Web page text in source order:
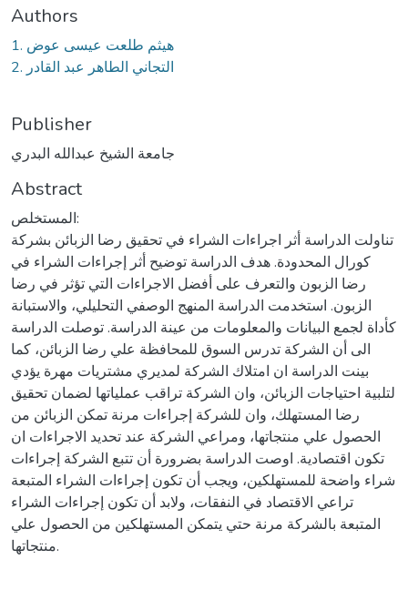
Authors
1. هيثم طلعت عيسى عوض
2. التجاني الطاهر عبد القادر
Publisher
جامعة الشيخ عبدالله البدري
Abstract
المستخلص:
تناولت الدراسة أثر اجراءات الشراء في تحقيق رضا الزبائن بشركة
كورال المحدودة. هدف الدراسة توضيح أثر إجراءات الشراء في
رضا الزبون والتعرف على أفضل الاجراءات التي تؤثر في رضا
الزبون. استخدمت الدراسة المنهج الوصفي التحليلي، والاستبانة
كأداة لجمع البيانات والمعلومات من عينة الدراسة. توصلت الدراسة
الى أن الشركة تدرس السوق للمحافظة علي رضا الزبائن، كما
بينت الدراسة ان امتلاك الشركة لمديري مشتريات مهرة يؤدي
لتلبية احتياجات الزبائن، وان الشركة تراقب عملياتها لضمان تحقيق
رضا المستهلك، وان للشركة إجراءات مرنة تمكن الزبائن من
الحصول علي منتجاتها، ومراعي الشركة عند تحديد الاجراءات ان
تكون اقتصادية. اوصت الدراسة بضرورة أن تتبع الشركة إجراءات
شراء واضحة للمستهلكين، ويجب أن تكون إجراءات الشراء المتبعة
تراعي الاقتصاد في النفقات، ولابد أن تكون إجراءات الشراء
المتبعة بالشركة مرنة حتي يتمكن المستهلكين من الحصول علي
منتجاتها.